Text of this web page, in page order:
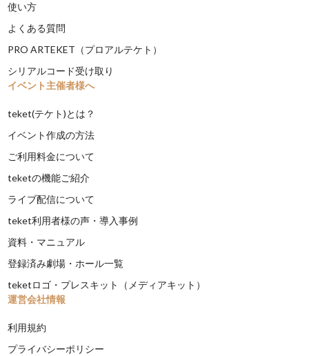
使い方
よくある質問
PRO ARTEKET（プロアルテケト）
シリアルコード受け取り
イベント主催者様へ
teket(テケト)とは？
イベント作成の方法
ご利用料金について
teketの機能ご紹介
ライブ配信について
teket利用者様の声・導入事例
資料・マニュアル
登録済み劇場・ホール一覧
teketロゴ・プレスキット（メディアキット）
運営会社情報
利用規約
プライバシーポリシー